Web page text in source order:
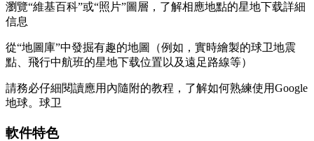
瀏覽“維基百科”或“照片”圖層，了解相應地點的星地下载詳細
信息
從“地圖庫”中發掘有趣的地圖（例如，實時繪製的球卫地震
點、飛行中航班的星地下载位置以及遠足路線等）
請務必仔細閱讀應用內隨附的教程，了解如何熟練使用Google
地球。球卫
軟件特色